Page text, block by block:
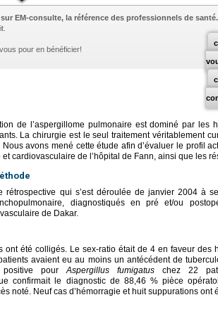
EM-consulte, la référence des professionnels de santé.
pour en bénéficier!
de l’aspergillome pulmonaire est dominé par les
La chirurgie est le seul traitement véritablement
avons mené cette étude afin d’évaluer le profil
cardiovasculaire de l’hôpital de Fann, ainsi que les
rétrospective qui s’est déroulée de janvier 2004 à
diagnostiqués en pré et/ou
de Dakar.
ont été colligés. Le sex-ratio était de 4 en faveur des
avaient eu au moins un antécédent de
positive pourAspergillus fumigatus chez 22
confirmait le diagnostic de 88,46 % pièce
noté. Neuf cas d’hémorragie et huit suppurations ont